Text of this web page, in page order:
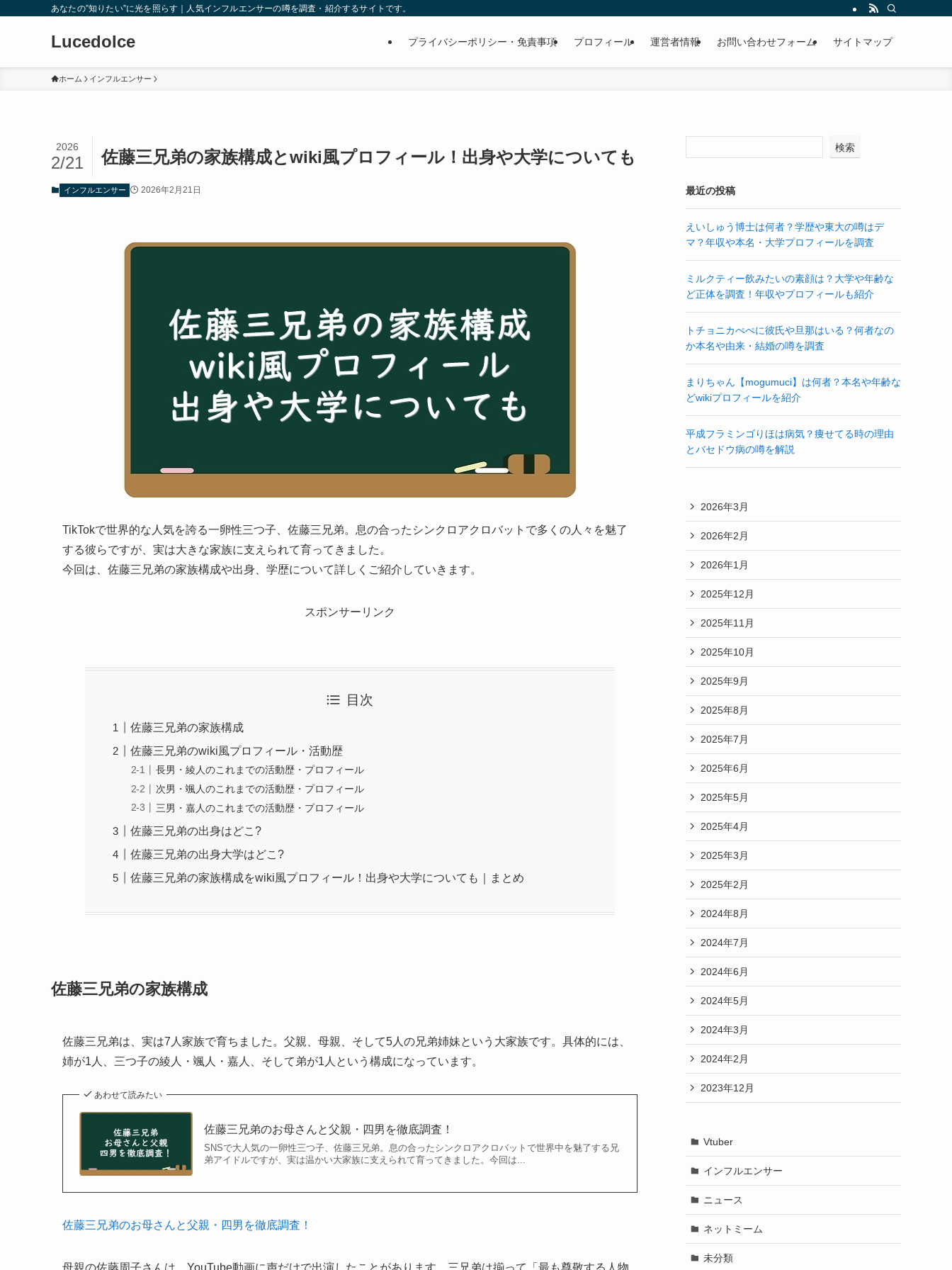
あなたの”知りたい”に光を照らす｜人気インフルエンサーの噂を調査・紹介するサイトです。
Lucedolce プライバシーポリシー・免責事項 プロフィール 運営者情報 お問い合わせフォーム サイトマップ
ホーム インフルエンサー
佐藤三兄弟の家族構成とwiki風プロフィール！出身や大学についても
2026
2/21
インフルエンサー 2026年2月21日
TikTokで世界的な人気を誇る一卵性三つ子、佐藤三兄弟。息の合ったシンクロアクロバットで多くの人々を魅了
する彼らですが、実は大きな家族に支えられて育ってきました。
今回は、佐藤三兄弟の家族構成や出身、学歴について詳しくご紹介していきます。
スポンサーリンク
目次
佐藤三兄弟の家族構成
佐藤三兄弟のwiki風プロフィール・活動歴
長男・綾人のこれまでの活動歴・プロフィール
次男・颯人のこれまでの活動歴・プロフィール
三男・嘉人のこれまでの活動歴・プロフィール
佐藤三兄弟の出身はどこ?
佐藤三兄弟の出身大学はどこ?
佐藤三兄弟の家族構成をwiki風プロフィール！出身や大学についても｜まとめ
佐藤三兄弟の家族構成
佐藤三兄弟は、実は7人家族で育ちました。父親、母親、そして5人の兄弟姉妹という大家族です。具体的には、
姉が1人、三つ子の綾人・颯人・嘉人、そして弟が1人という構成になっています。
あわせて読みたい
佐藤三兄弟のお母さんと父親・四男を徹底調査！
SNSで大人気の一卵性三つ子、佐藤三兄弟。息の合ったシンクロアクロバットで世界中を魅了する兄
弟アイドルですが、実は温かい大家族に支えられて育ってきました。今回は...
佐藤三兄弟のお母さんと父親・四男を徹底調査！
検索
最近の投稿
えいしゅう博士は何者？学歴や東大の噂はデ
マ？年収や本名・大学プロフィールを調査
ミルクティー飲みたいの素顔は？大学や年齢な
ど正体を調査！年収やプロフィールも紹介
トチョニカぺぺに彼氏や旦那はいる？何者なの
か本名や由来・結婚の噂を調査
まりちゃん【mogumuci】は何者？本名や年齢な
どwikiプロフィールを紹介
平成フラミンゴりほは病気？痩せてる時の理由
とバセドウ病の噂を解説
2026年3月
2026年2月
2026年1月
2025年12月
2025年11月
2025年10月
2025年9月
2025年8月
2025年7月
2025年6月
2025年5月
2025年4月
2025年3月
2025年2月
2024年8月
2024年7月
2024年6月
2024年5月
2024年3月
2024年2月
2023年12月
Vtuber
インフルエンサー
ニュース
ネットミーム
未分類